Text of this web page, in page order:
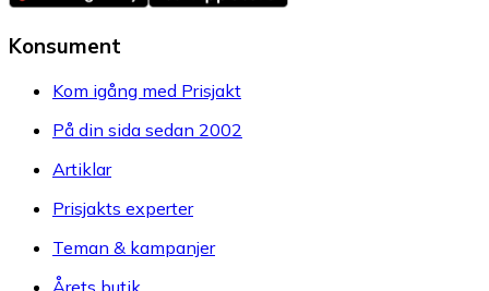
Konsument
Kom igång med Prisjakt
På din sida sedan 2002
Artiklar
Prisjakts experter
Teman & kampanjer
Årets butik